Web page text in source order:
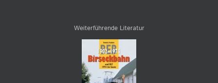
Weiterführende Literatur